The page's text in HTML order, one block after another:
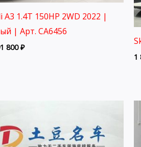
A3 1.4T 150HP 2WD 2022 |
| Арт. CA6456
800₽
1